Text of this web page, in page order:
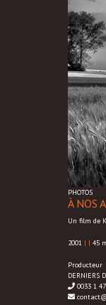
PHOTOS
À NOS
Un film de
2001 | | 45
Producteur
DERNIERS
0033 1